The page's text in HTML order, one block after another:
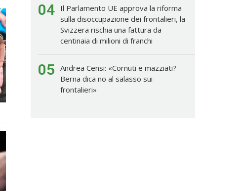
04
Il Parlamento UE approva la riforma
sulla disoccupazione dei frontalieri, la
Svizzera rischia una fattura da
centinaia di milioni di franchi
05 Andrea Censi: «Cornuti e mazziati?
Berna dica no al salasso sui
frontalieri»